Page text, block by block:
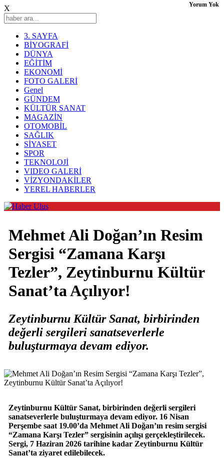
X
3. SAYFA
BİYOGRAFİ
DÜNYA
EĞİTİM
EKONOMİ
FOTO GALERİ
Genel
GÜNDEM
KÜLTÜR SANAT
MAGAZİN
OTOMOBİL
SAĞLIK
SİYASET
SPOR
TEKNOLOJİ
VIDEO GALERİ
VİZYONDAKİLER
YEREL HABERLER
Mehmet Ali Doğan’ın Resim
Sergisi “Zamana Karşı
Tezler”, Zeytinburnu Kültür
Sanat’ta Açılıyor!
Zeytinburnu Kültür Sanat, birbirinden
değerli sergileri sanatseverlerle
buluşturmaya devam ediyor.
Zeytinburnu Kültür Sanat, birbirinden değerli sergileri
sanatseverlerle buluşturmaya devam ediyor. 16 Nisan
Perşembe saat 19.00’da Mehmet Ali Doğan’ın resim sergisi
“Zamana Karşı Tezler” sergisinin açılışı gerçekleştirilecek.
Sergi, 7 Haziran 2026 tarihine kadar Zeytinburnu Kültür
Sanat’ta ziyaret edilebilecek.
Yorum Yok